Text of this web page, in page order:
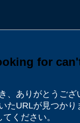
、 ありがとうござ
たURLが見つかり
ください。